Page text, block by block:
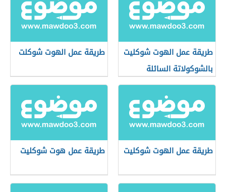
طريقة عمل الهوت شوكليت
بالشوكولاتة السائلة
طريقة عمل الهوت شوكلت
طريقة عمل الهوت شوكليت طريقة عمل هوت شوكليت